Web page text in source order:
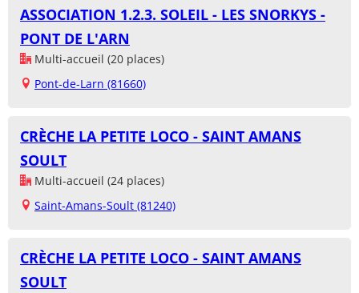
ASSOCIATION 1.2.3. SOLEIL - LES SNORKYS -
PONT DE L'ARN
Multi-accueil (20 places)
Pont-de-Larn (81660)
CRÈCHE LA PETITE LOCO - SAINT AMANS
SOULT
Multi-accueil (24 places)
Saint-Amans-Soult (81240)
CRÈCHE LA PETITE LOCO - SAINT AMANS
SOULT